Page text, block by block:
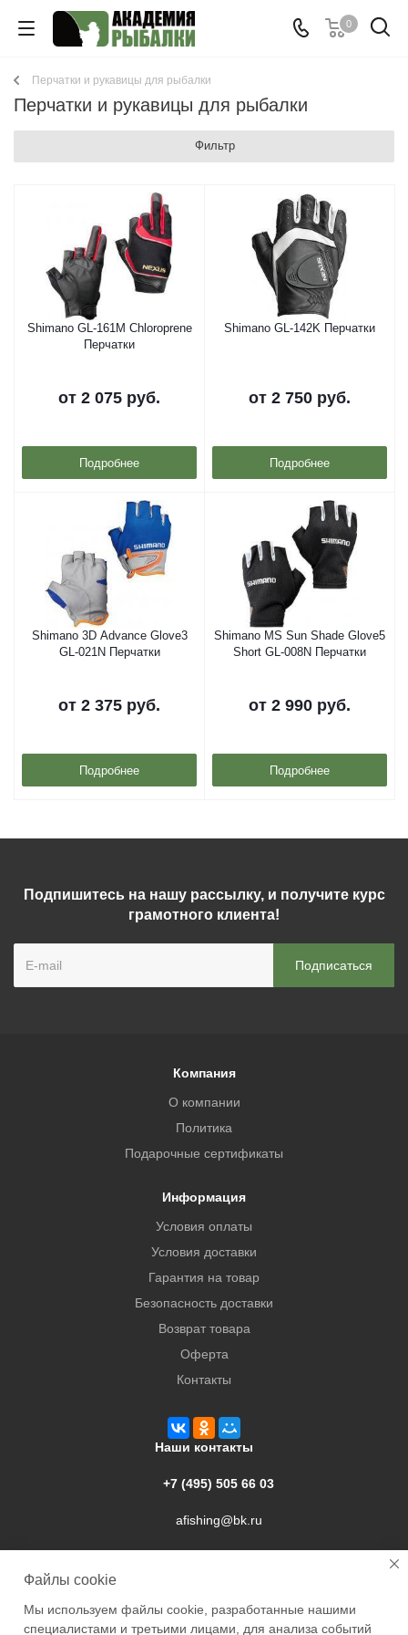
0
Перчатки и рукавицы для рыбалки
Перчатки и рукавицы для рыбалки
Фильтр
Shimano GL-161M Chloroprene
Перчатки
от 2 075 руб.
Подробнее
Shimano GL-142K Перчатки
от 2 750 руб.
Подробнее
Shimano 3D Advance Glove3
GL-021N Перчатки
от 2 375 руб.
Подробнее
Shimano MS Sun Shade Glove5
Short GL-008N Перчатки
от 2 990 руб.
Подробнее
Подпишитесь на нашу рассылку, и получите курс
грамотного клиента!
Компания
О компании
Политика
Подарочные сертификаты
Информация
Условия оплаты
Условия доставки
Гарантия на товар
Безопасность доставки
Возврат товара
Оферта
Контакты
Наши контакты
+7 (495) 505 66 03
afishing@bk.ru
Файлы cookie
Мы используем файлы cookie, разработанные нашими
специалистами и третьими лицами, для анализа событий